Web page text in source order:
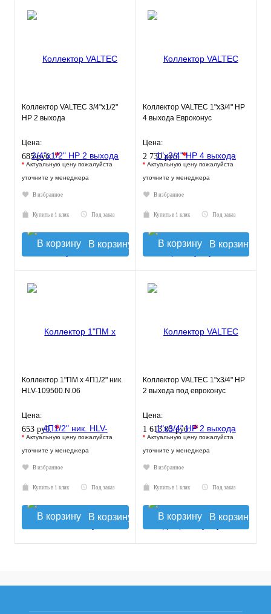
Коллектор VALTEC 3/4"х1/2"
НР 2 выхода
Цена:
685 руб.*
* Актуальную цену пожалуйста
уточните у менеджера
В избранное
Купить в 1 клик Под заказ
В корзину
Коллектор VALTEC 1"х3/4" НР
4 выхода Евроконус
Цена:
2 730 руб.*
* Актуальную цену пожалуйста
уточните у менеджера
В избранное
Купить в 1 клик Под заказ
В корзину
Коллектор 1"ПМ х 4П1/2" ник.
HLV-109500.N.06
Цена:
653 руб.*
* Актуальную цену пожалуйста
уточните у менеджера
В избранное
Купить в 1 клик Под заказ
В корзину
Коллектор VALTEC 1"х3/4" НР
2 выхода под евроконус
Цена:
1 613.05 руб.*
* Актуальную цену пожалуйста
уточните у менеджера
В избранное
Купить в 1 клик Под заказ
В корзину